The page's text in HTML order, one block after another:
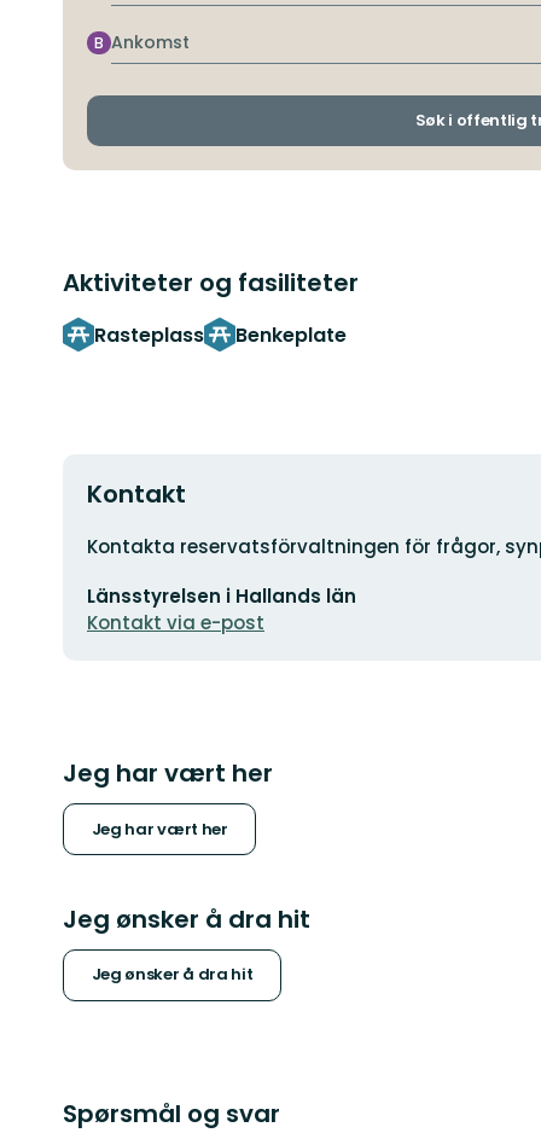
Ankomst
B
Søk i offentlig
Aktiviteter og fasiliteter
Rasteplass Benkeplate
Kontakt
Adresse
Kontakta reservatsförvaltningen för frågor,
postadresse
Länsstyrelsen i Hallands län
Kontakt via e-post
Jeg har vært her
Jeg har vært her
Jeg ønsker å dra hit
Jeg ønsker å dra hit
Spørsmål og svar